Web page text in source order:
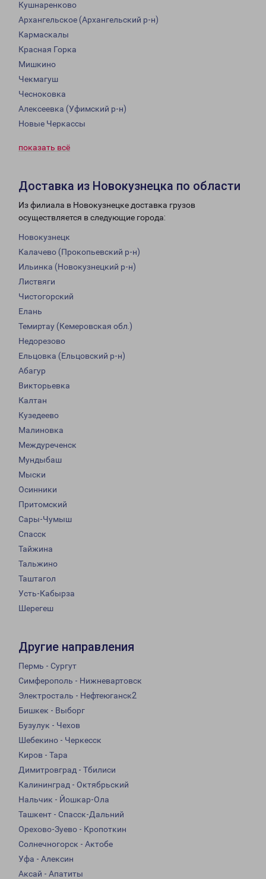
Кушнаренково
Архангельское (Архангельский р-н)
Кармаскалы
Красная Горка
Мишкино
Чекмагуш
Чесноковка
Алексеевка (Уфимский р-н)
Новые Черкассы
показать всё
Доставка из Новокузнецка по области
Из филиала в Новокузнецке доставка грузов
осуществляется в следующие города:
Новокузнецк
Калачево (Прокопьевский р-н)
Ильинка (Новокузнецкий р-н)
Листвяги
Чистогорский
Елань
Темиртау (Кемеровская обл.)
Недорезово
Ельцовка (Ельцовский р-н)
Абагур
Викторьевка
Калтан
Кузедеево
Малиновка
Междуреченск
Мундыбаш
Мыски
Осинники
Притомский
Сары-Чумыш
Спасск
Тайжина
Тальжино
Таштагол
Усть-Кабырза
Шерегеш
Другие направления
Пермь - Сургут
Симферополь - Нижневартовск
Электросталь - Нефтеюганск2
Бишкек - Выборг
Бузулук - Чехов
Шебекино - Черкесск
Киров - Тара
Димитровград - Тбилиси
Калининград - Октябрьский
Нальчик - Йошкар-Ола
Ташкент - Спасск-Дальний
Орехово-Зуево - Кропоткин
Солнечногорск - Актобе
Уфа - Алексин
Аксай - Апатиты